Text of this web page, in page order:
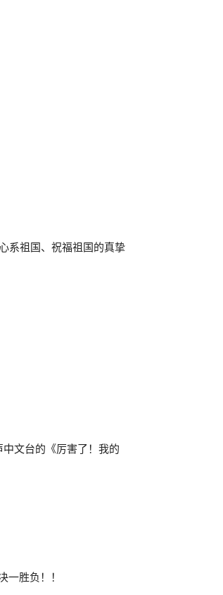
系祖国、祝福祖国的真挚
文台的《厉害了！我的
胜负！！